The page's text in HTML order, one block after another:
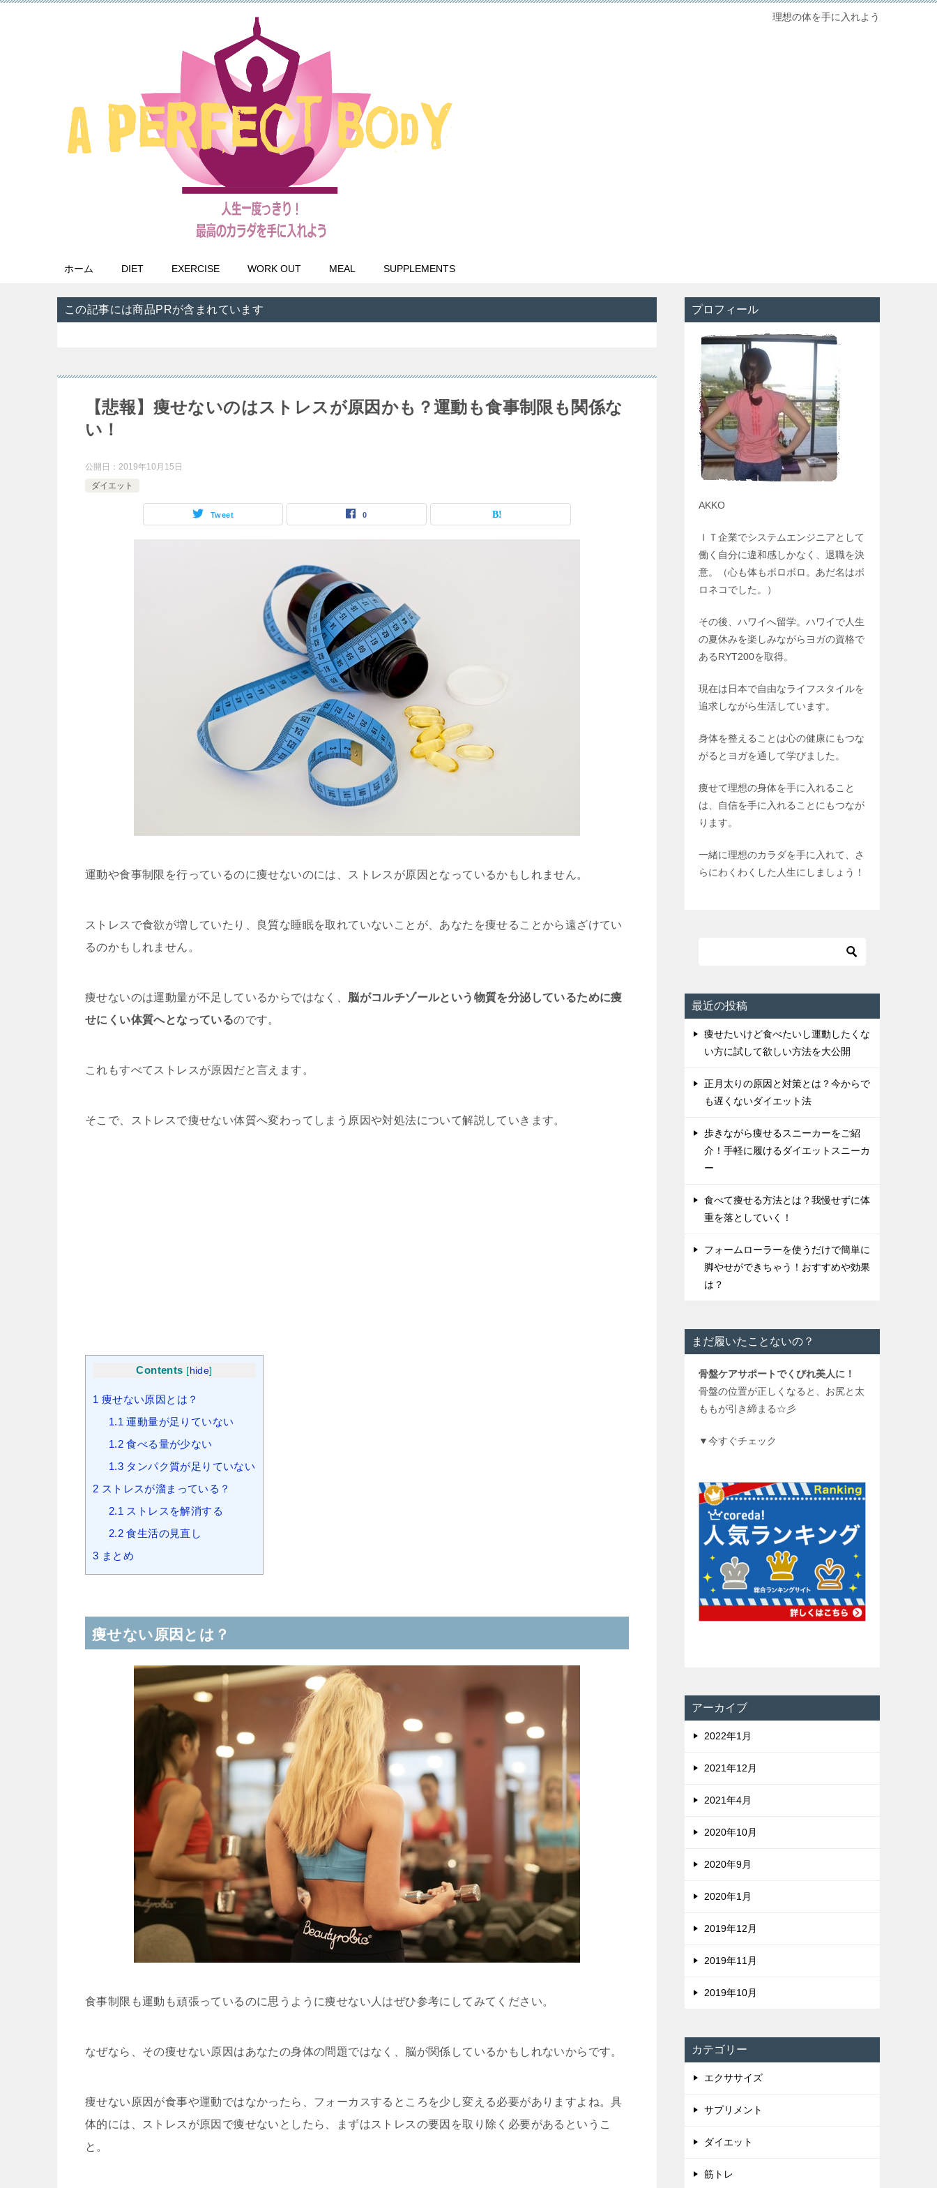
理想の体を手に入れよう
ホーム DIET EXERCISE WORK OUT MEAL SUPPLEMENTS
この記事には商品PRが含まれています
【悲報】痩せないのはストレスが原因かも？運動も食事制限も関係な
い！
公開日： 2019年10月15日
ダイエット
Tweet 0
運動や食事制限を行っているのに痩せないのには、ストレスが原因となっているかもしれません。
ストレスで食欲が増していたり、良質な睡眠を取れていないことが、あなたを痩せることから遠ざけてい
るのかもしれません。
痩せないのは運動量が不足しているからではなく、 脳がコルチゾールという物質を分泌しているために痩
せにくい体質へとなっているのです。
これもすべてストレスが原因だと言えます。
そこで、ストレスで痩せない体質へ変わってしまう原因や対処法について解説していきます。
Contents [ hide]
1 痩せない原因とは？
1.1 運動量が足りていない
1.2 食べる量が少ない
1.3 タンパク質が足りていない
2 ストレスが溜まっている？
2.1 ストレスを解消する
2.2 食生活の見直し
3 まとめ
痩せない原因とは？
食事制限も運動も頑張っているのに思うように痩せない人はぜひ参考にしてみてください。
なぜなら、その痩せない原因はあなたの身体の問題ではなく、脳が関係しているかもしれないからです。
痩せない原因が食事や運動ではなかったら、フォーカスするところを少し変える必要がありますよね。具
体的には、ストレスが原因で痩せないとしたら、まずはストレスの要因を取り除く必要があるというこ
と。
プロフィール
AKKO
ＩＴ企業でシステムエンジニアとして
働く自分に違和感しかなく、退職を決
意。（心も体もボロボロ。あだ名はボ
ロネコでした。）
その後、ハワイへ留学。ハワイで人生
の夏休みを楽しみながらヨガの資格で
あるRYT200を取得。
現在は日本で自由なライフスタイルを
追求しながら生活しています。
身体を整えることは心の健康にもつな
がるとヨガを通して学びました。
痩せて理想の身体を手に入れること
は、自信を手に入れることにもつなが
ります。
一緒に理想のカラダを手に入れて、さ
らにわくわくした人生にしましょう！
最近の投稿
痩せたいけど食べたいし運動したくな
い方に試して欲しい方法を大公開
正月太りの原因と対策とは？今からで
も遅くないダイエット法
歩きながら痩せるスニーカーをご紹
介！手軽に履けるダイエットスニーカ
ー
食べて痩せる方法とは？我慢せずに体
重を落としていく！
フォームローラーを使うだけで簡単に
脚やせができちゃう！おすすめや効果
は？
まだ履いたことないの？
骨盤ケアサポートでくびれ美人に！
骨盤の位置が正しくなると、お尻と太
ももが引き締まる☆彡
▼今すぐチェック
アーカイブ
2022年1月
2021年12月
2021年4月
2020年10月
2020年9月
2020年1月
2019年12月
2019年11月
2019年10月
カテゴリー
エクササイズ
サプリメント
ダイエット
筋トレ